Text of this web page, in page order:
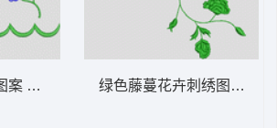
花型 绿色藤蔓花卉刺绣图案 牛